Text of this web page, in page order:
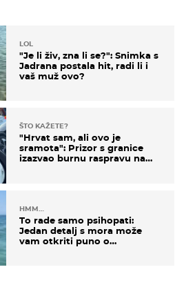
LOL
"Je li živ, zna li se?": Snimka s
Jadrana postala hit, radi li i
vaš muž ovo?
ŠTO KAŽETE?
"Hrvat sam, ali ovo je
sramota": Prizor s granice
izazvao burnu raspravu na
HMM…
To rade samo psihopati:
Jedan detalj s mora može
vam otkriti puno o